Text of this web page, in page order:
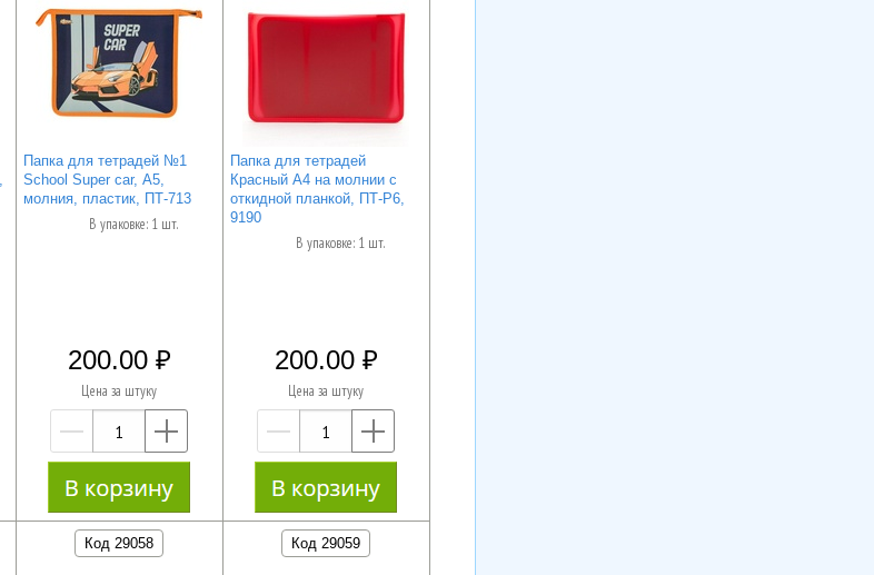
Папка для тетрадей №1
School Super car, А5,
молния, пластик, ПТ-713
В упаковке: 1 шт.
200.00
Цена за штуку
—
Папка для тетрадей
Красный А4 на молнии с
откидной планкой, ПТ-Р6,
9190
В упаковке: 1 шт.
200.00
Цена за штуку
—
Код 29058 Код 29059